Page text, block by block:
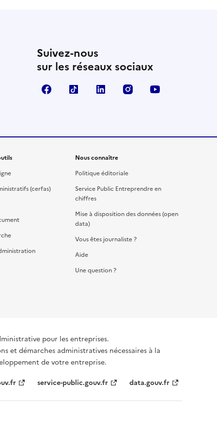
Suivez-nous
sur les réseaux sociaux
FacebookTikTok Linkedin Instagram
(cerfas)
Nous connaître
Politique éditoriale
Service Public Entreprendre en
chiffres
Mise à disposition des données (open
data)
Vous êtes journaliste ?
Aide
Une question ?
pour les entreprises.
et démarches administratives nécessaires à la
de votre entreprise.
service-public.gouv.fr data.gouv.fr